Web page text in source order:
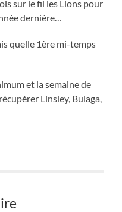
sur le fil les Lions pour
dernière…
quelle 1ère mi-temps
et la semaine de
Linsley, Bulaga,